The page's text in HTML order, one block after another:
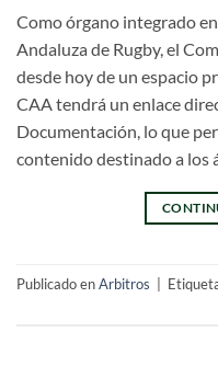
Como órgano integrado
Andaluza de Rugby, el
desde hoy de un espacio
CAA tendrá un enlace
Documentación, lo que
contenido destinado a los
Publicado enArbitros |